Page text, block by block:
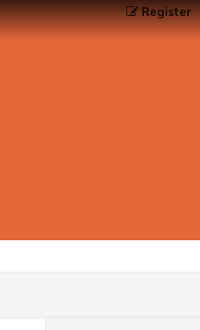
Register